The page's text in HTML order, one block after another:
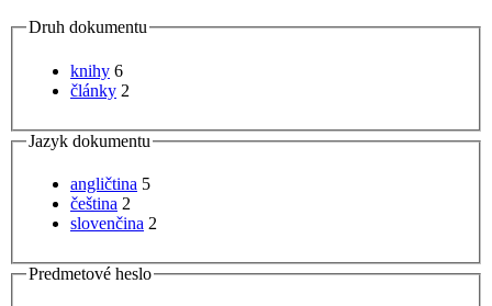
Druh dokumentu
knihy 6
články 2
Jazyk dokumentu
angličtina 5
čeština 2
slovenčina 2
Predmetové heslo